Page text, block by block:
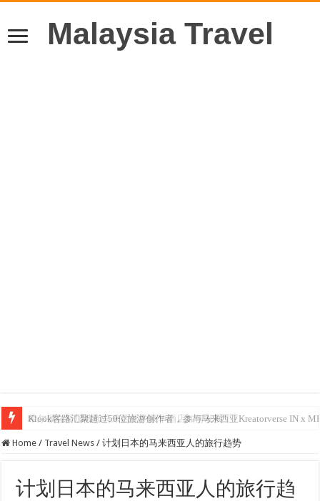
Malaysia Travel
Klook客路汇聚超过50位旅游创作者，参与马来西亚Kreatorverse IN x
希尔顿在新加坡和马来西亚的豪华酒店如何发展
Home / Travel News / 计划日本的马来西亚人的旅行趋势
计划日本的马来西亚人的旅行趋